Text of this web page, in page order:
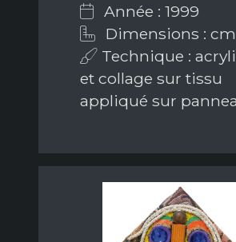
Année : 1999
Dimensions : cm
Technique :
et collage sur tissu
appliqué sur